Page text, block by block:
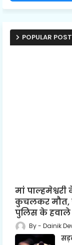
POPULAR
मां
कुचलकर मौत,
पुलिस के हवाले
Dainik